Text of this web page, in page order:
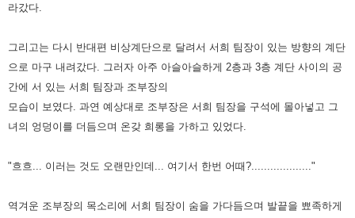
라갔다.
그리고는 다시 반대편 비상계단으로 달려서 서희 팀장이 있는 방향의 계단
으로 마구 내려갔다. 그러자 아주 아슬아슬하게 2층과 3층 계단 사이의 공
간에 서 있는 서희 팀장과 조부장의
모습이 보였다. 과연 예상대로 조부장은 서희 팀장을 구석에 몰아넣고 그
녀의 엉덩이를 더듬으며 온갖 희롱을 가하고 있었다.
"흐흐... 이러는 것도 오랜만인데... 여기서 한번 어때?..................."
역겨운 조부장의 목소리에 서희 팀장이 숨을 가다듬으며 발끝을 뾰족하게